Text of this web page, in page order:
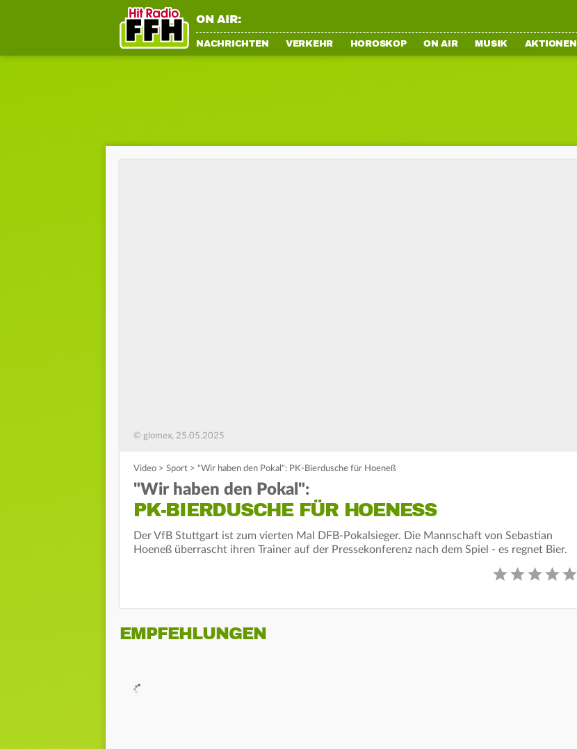
ON AIR:
NACHRICHTEN VERKEHR HOROSKOP ON AIR MUSIK AKTIONEN
© glomex, 25.05.2025
Video > Sport > "Wir haben den Pokal": PK-Bierdusche für Hoeneß
"Wir haben den Pokal":
PK-BIERDUSCHE FÜR HOENESS
Der VfB Stuttgart ist zum vierten Mal DFB-Pokalsieger. Die Mannschaft von Sebastian
Hoeneß überrascht ihren Trainer auf der Pressekonferenz nach dem Spiel - es regnet Bier.
EMPFEHLUNGEN